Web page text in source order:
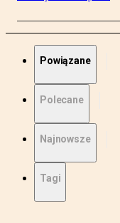
Powiązane
Polecane
Najnowsze
Tagi